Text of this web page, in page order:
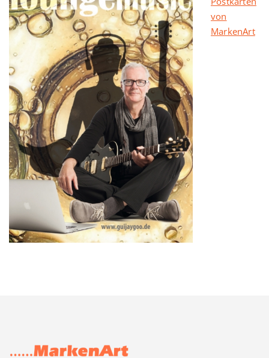
von
MarkenArt